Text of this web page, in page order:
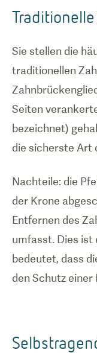
Sie stellen die
traditionellen
Seiten
bezeichnet)
die sicherste Art
Nachteile: die
der Krone
Entfernen des
umfasst. Dies ist
bedeutet, dass
den Schutz einer